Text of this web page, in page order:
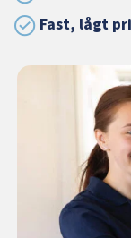
Fast, lågt